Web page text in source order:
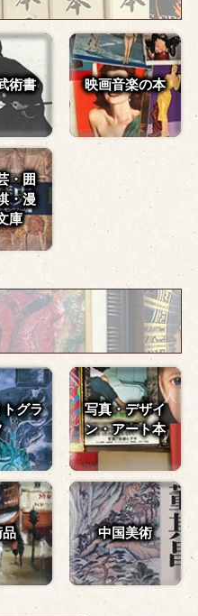
術書 映画音楽の本
・囲
・漫
庫
グラ
写真・デザイ
ン・アート本
品 中国美術